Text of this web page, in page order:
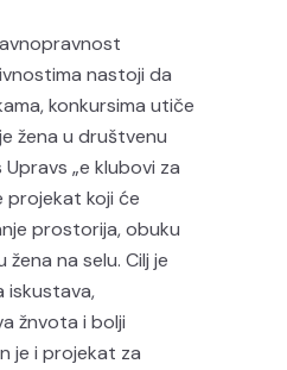
nastoji da
konkursima utiče
žena u društvenu
„e klubovi za
projekat koji će
prostorija, obuku
na selu. Cilj je
iskustava,
žnvota i bolji
je i projekat za